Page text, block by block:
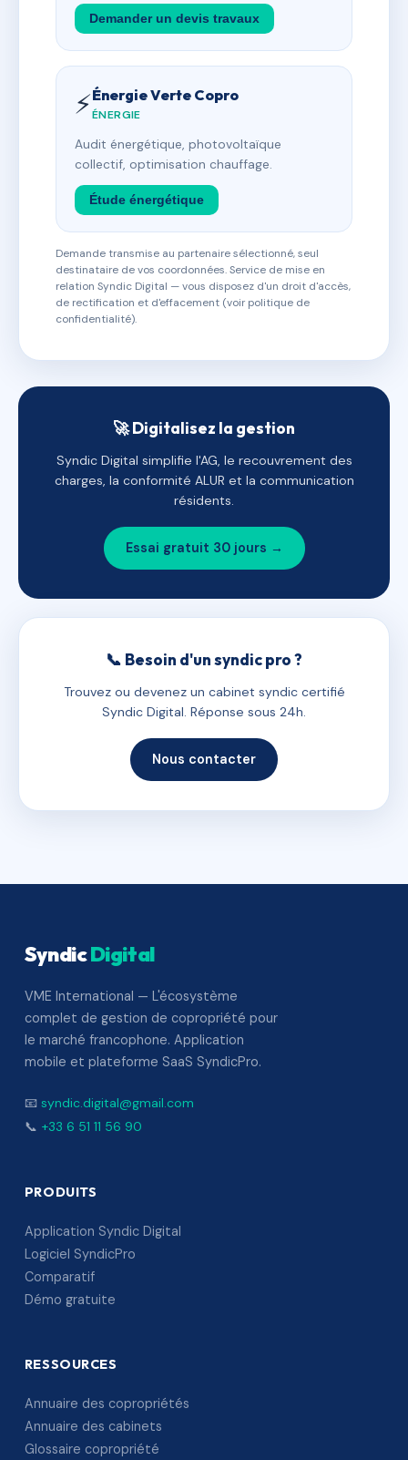
Demander un devis travaux
⚡Énergie Verte Copro
ÉNERGIE
Audit énergétique, photovoltaïque
collectif, optimisation chauffage.
Étude énergétique
Demande transmise au partenaire sélectionné, seul
destinataire de vos coordonnées. Service de mise en
relation Syndic Digital — vous disposez d'un droit d'accès,
de rectification et d'effacement (voir politique de
confidentialité).
🚀 Digitalisez la gestion
Syndic Digital simplifie l'AG, le recouvrement des
charges, la conformité ALUR et la communication
résidents.
Essai gratuit 30 jours →
📞 Besoin d'un syndic pro ?
Trouvez ou devenez un cabinet syndic certifié
Syndic Digital. Réponse sous 24h.
Nous contacter
SyndicDigital
VME International — L'écosystème
complet de gestion de copropriété pour
le marché francophone. Application
mobile et plateforme SaaS SyndicPro.
📧 syndic.digital@gmail.com
📞 +33 6 51 11 56 90
PRODUITS
Application Syndic Digital
Logiciel SyndicPro
Comparatif
Démo gratuite
RESSOURCES
Annuaire des copropriétés
Annuaire des cabinets
Glossaire copropriété